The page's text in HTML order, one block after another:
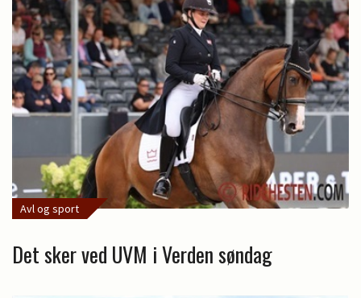
Avl og sport
Det sker ved UVM i Verden søndag